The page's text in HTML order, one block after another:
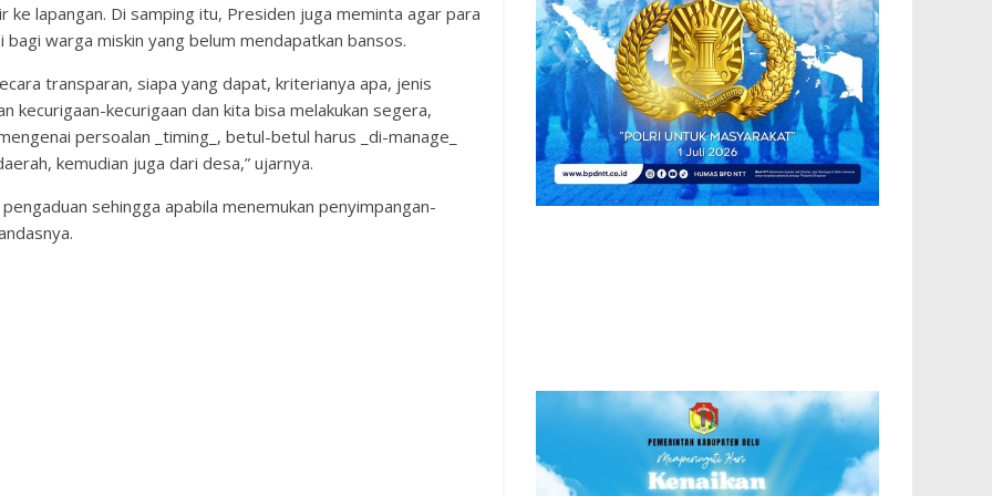
ke lapangan. Di samping itu, Presiden juga meminta agar para
warga miskin yang belum mendapatkan bansos.
transparan, siapa yang dapat, kriterianya apa, jenis
kecurigaan-kecurigaan dan kita bisa melakukan segera,
persoalan _timing_, betul-betul harus _di-manage_
kemudian juga dari desa,” ujarnya.
sehingga apabila menemukan penyimpangan-